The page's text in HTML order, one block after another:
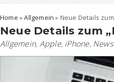
Home »Allgemein » Neue Details
Neue Details zum
Allgemein, Apple, iPhone, News